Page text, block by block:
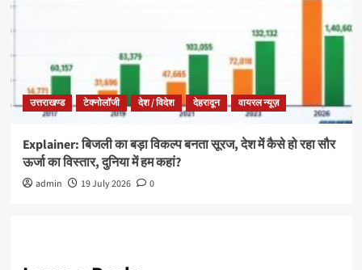
उत्तराखण्ड टेक्नोलॉजी देश / विदेश देहरादून वायरल न्यूज़
Explainer: बिजली का बड़ा विकल्प बनता सूरज, देश में कैसे हो रहा सौर
ऊर्जा का विस्तार, दुनिया में हम कहां?
admin 19 July 2026 0